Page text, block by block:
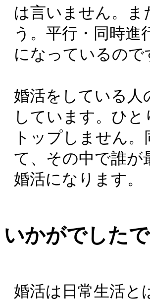
は言いません。
う。平行・同時
になっているので
婚活をしている人
しています。ひ
トップしません
て、その中で誰が
婚活になります。
いかがでした
婚活は日常生活と